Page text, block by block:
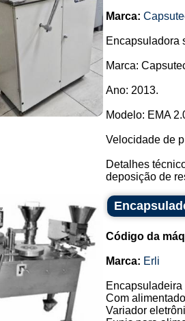
Marca:
Encapsuladora
Marca:
Ano: 2013.
Modelo: EMA
Velocidade de
Detalhes
deposição de
Código da
Marca: Erli
Com
Variador